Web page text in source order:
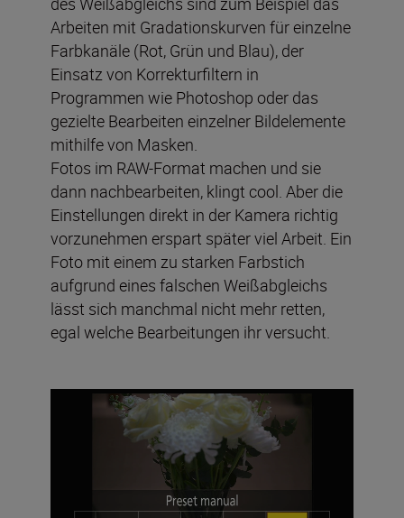
Arbeiten mit Gradationskurven für einzelne
Farbkanäle (Rot, Grün und Blau), der
Einsatz von Korrekturfiltern in
Programmen wie Photoshop oder das
gezielte Bearbeiten einzelner Bildelemente
mithilfe von Masken.
Fotos im RAW-Format machen und sie
dann nachbearbeiten, klingt cool. Aber die
Einstellungen direkt in der Kamera richtig
vorzunehmen erspart später viel Arbeit. Ein
Foto mit einem zu starken Farbstich
aufgrund eines falschen Weißabgleichs
lässt sich manchmal nicht mehr retten,
egal welche Bearbeitungen ihr versucht.